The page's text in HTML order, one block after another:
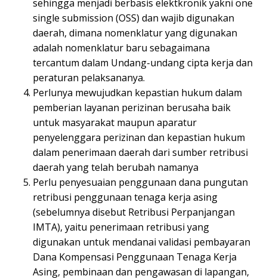
sehingga menjadi berbasis elektkronik yakni one
single submission (OSS) dan wajib digunakan
daerah, dimana nomenklatur yang digunakan
adalah nomenklatur baru sebagaimana
tercantum dalam Undang-undang cipta kerja dan
peraturan pelaksananya.
Perlunya mewujudkan kepastian hukum dalam
pemberian layanan perizinan berusaha baik
untuk masyarakat maupun aparatur
penyelenggara perizinan dan kepastian hukum
dalam penerimaan daerah dari sumber retribusi
daerah yang telah berubah namanya
Perlu penyesuaian penggunaan dana pungutan
retribusi penggunaan tenaga kerja asing
(sebelumnya disebut Retribusi Perpanjangan
IMTA), yaitu penerimaan retribusi yang
digunakan untuk mendanai validasi pembayaran
Dana Kompensasi Penggunaan Tenaga Kerja
Asing, pembinaan dan pengawasan di lapangan,